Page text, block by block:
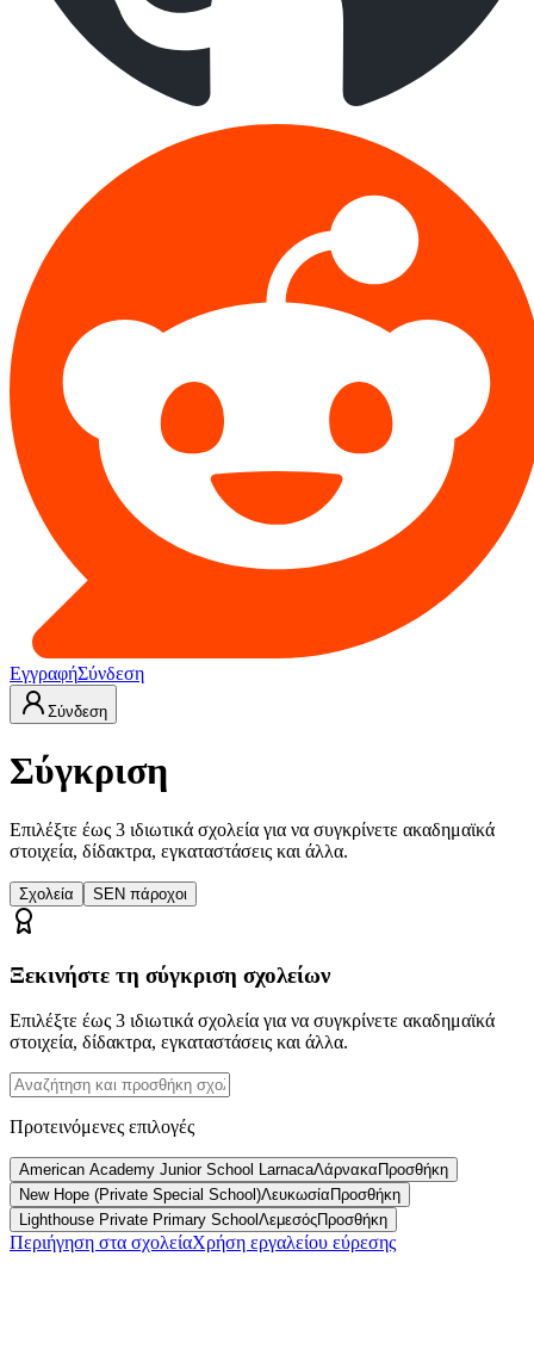
ΕγγραφήΣύνδεση
Σύνδεση
Σύγκριση
Επιλέξτε έως 3 ιδιωτικά σχολεία για να συγκρίνετε ακαδημαϊκά
στοιχεία, δίδακτρα, εγκαταστάσεις και άλλα.
Σχολεία SEN πάροχοι
Ξεκινήστε τη σύγκριση σχολείων
Επιλέξτε έως 3 ιδιωτικά σχολεία για να συγκρίνετε ακαδημαϊκά
στοιχεία, δίδακτρα, εγκαταστάσεις και άλλα.
Προτεινόμενες επιλογές
American Academy Junior School LarnacaΛάρνακα Προσθήκη
New Hope (Private Special School)Λευκωσία Προσθήκη
Lighthouse Private Primary School ΛεμεσόςΠροσθήκη
Περιήγηση στα σχολείαΧρήση εργαλείου εύρεσης